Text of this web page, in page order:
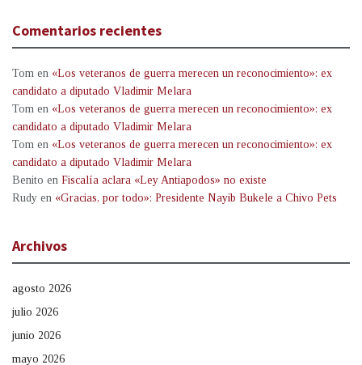
Comentarios recientes
Tom en «Los veteranos de guerra merecen un reconocimiento»: ex
candidato a diputado Vladimir Melara
Tom en «Los veteranos de guerra merecen un reconocimiento»: ex
candidato a diputado Vladimir Melara
Tom en «Los veteranos de guerra merecen un reconocimiento»: ex
candidato a diputado Vladimir Melara
Benito en Fiscalía aclara «Ley Antiapodos» no existe
Rudy en «Gracias, por todo»: Presidente Nayib Bukele a Chivo Pets
Archivos
agosto 2026
julio 2026
junio 2026
mayo 2026